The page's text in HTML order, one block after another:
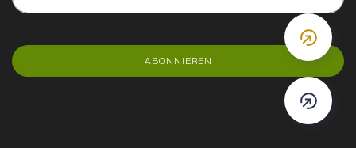
ABONNIEREN